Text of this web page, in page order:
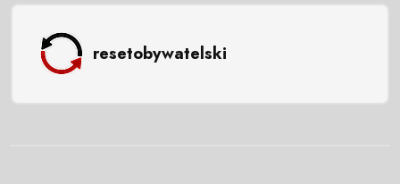
resetobywatelski